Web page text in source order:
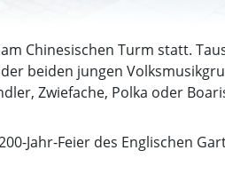
Chinesischen Turm statt.
beiden jungen
Zwiefache, Polka oder
Jahr-Feier des Englischen